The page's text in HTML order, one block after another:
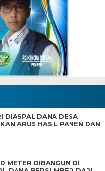
DIASPAL DANA DESA
ARUS HASIL PANEN DAN
METER DIBANGUN DI